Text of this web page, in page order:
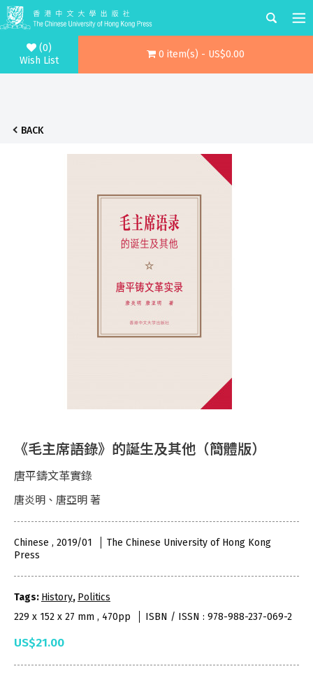
(0)
Wish List
0 item(s) - US$0.00
BACK
《毛主席語錄》的誕生及其他（簡體版）
唐平鑄文革實錄
唐炎明、唐亞明 著
Chinese , 2019/01
The Chinese University of Hong Kong
Press
Tags: History, Politics
229 x 152 x 27 mm , 470pp
ISBN / ISSN : 978-988-237-069-2
US$21.00